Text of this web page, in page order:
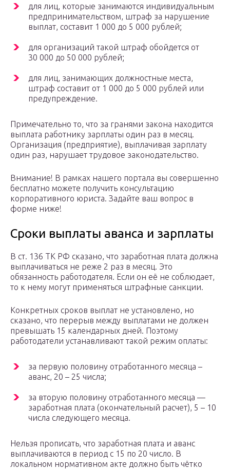
для лиц, которые занимаются индивидуальным
предпринимательством, штраф за нарушение
выплат, составит 1 000 до 5 000 рублей;
для организаций такой штраф обойдется от
30 000 до 50 000 рублей;
для лиц, занимающих должностные места,
штраф составит от 1 000 до 5 000 рублей или
предупреждение.
Примечательно то, что за гранями закона находится
выплата работнику зарплаты один раз в месяц.
Организация (предприятие), выплачивая зарплату
один раз, нарушает трудовое законодательство.
Внимание! В рамках нашего портала вы совершенно
бесплатно можете получить консультацию
корпоративного юриста. Задайте ваш вопрос в
форме ниже!
Сроки выплаты аванса и зарплаты
В ст. 136 ТК РФ сказано, что заработная плата должна
выплачиваться не реже 2 раз в месяц. Это
обязанность работодателя. Если он её не соблюдает,
то к нему могут применяться штрафные санкции.
Конкретных сроков выплат не установлено, но
сказано, что перерыв между выплатами не должен
превышать 15 календарных дней. Поэтому
работодатели устанавливают такой режим оплаты:
за первую половину отработанного месяца –
аванс, 20 – 25 числа;
за вторую половину отработанного месяца —
заработная плата (окончательный расчет), 5 – 10
числа следующего месяца.
Нельзя прописать, что заработная плата и аванс
выплачиваются в период с 15 по 20 число. В
локальном нормативном акте должно быть чётко